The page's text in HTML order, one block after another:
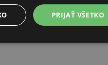
PRIJAŤ VŠETKO